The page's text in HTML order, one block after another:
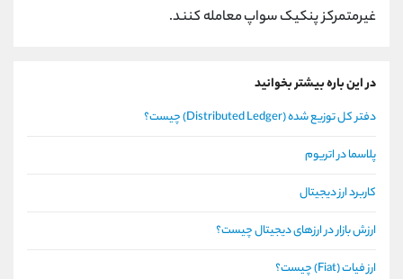
غیرمتمرکز پنکیک سواپ معامله کنند.
در این باره بیشتر بخوانید
دفتر کل توزیع شده (Distributed Ledger) چیست؟
پلاسما در اتریوم
کاربرد ارز دیجیتال
ارزش بازار در ارزهای دیجیتال چیست؟
ارز فیات (Fiat) چیست؟